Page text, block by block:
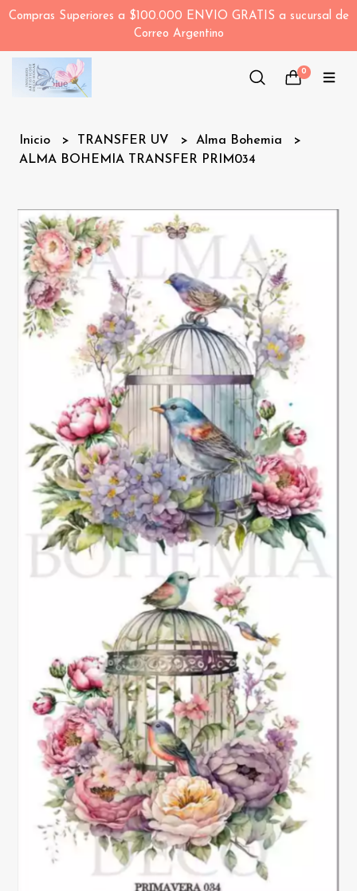
Compras Superiores a $100.000 ENVIO GRATIS a sucursal de
Correo Argentino
0
Inicio TRANSFER UV
Alma Bohemia
ALMA BOHEMIA TRANSFER PRIM034